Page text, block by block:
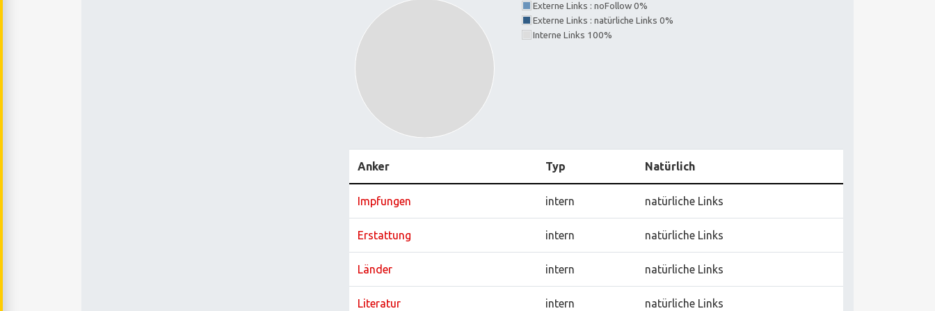
Externe Links : noFollow 0%
Externe Links : natürliche Links 0%
Interne Links 100%
Anker Typ Natürlich
Impfungen intern natürliche Links
Erstattung intern natürliche Links
Länder intern natürliche Links
Literatur intern natürliche Links